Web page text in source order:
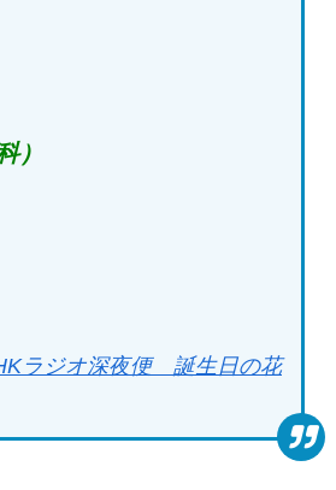
）
ラジオ深夜便 誕生日の花